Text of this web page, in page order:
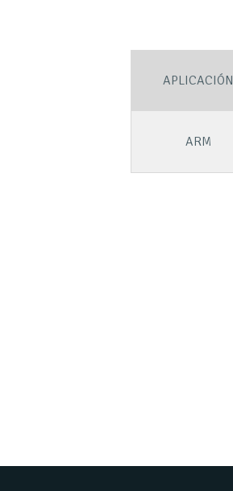
APLICACIÓN
ARM